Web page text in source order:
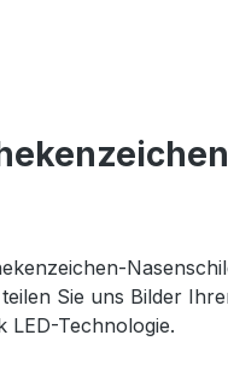
teilen Sie uns Bilder
LED-Technologie.